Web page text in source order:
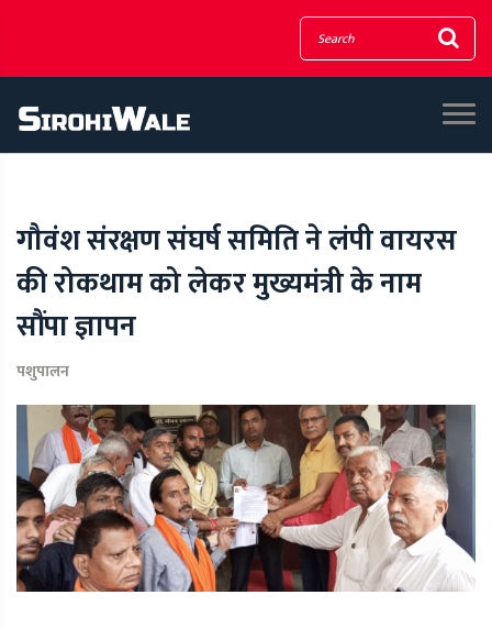
गौवंश संरक्षण संघर्ष समिति ने लंपी वायरस
की रोकथाम को लेकर मुख्यमंत्री के नाम
सौंपा ज्ञापन
पशुपालन